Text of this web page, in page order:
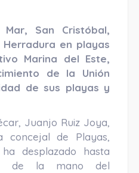
San Cristóbal,
en playas
Marina del Este,
de la Unión
de sus playas y
Juanjo Ruiz Joya,
concejal de Playas,
desplazado hasta
de la mano del